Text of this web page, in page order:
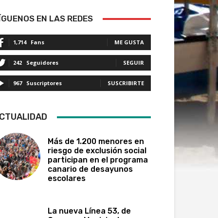
EN LAS REDES
1,714 Fans ME GUSTA
242 Seguidores SEGUIR
967 Suscriptores SUSCRIBIRTE
Más de 1.200 menores en
riesgo de exclusión social
participan en el programa
canario de desayunos
escolares
La nueva Línea 53, de